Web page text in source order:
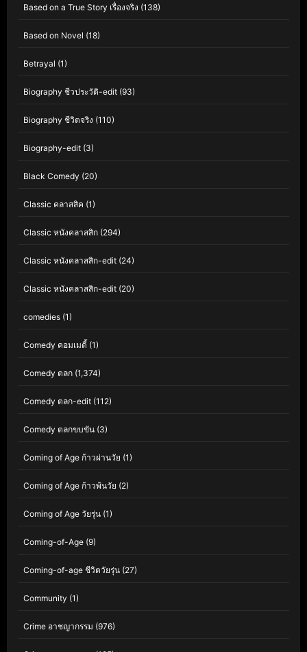
Based on a True Story เรื่องจริง (138)
Based on Novel (18)
Betrayal (1)
Biography ชีวประวัติ-edit (93)
Biography ชีวิตจริง (110)
Biography-edit (3)
Black Comedy (20)
Classic คลาสสิค (1)
Classic หนังคลาสสิก (294)
Classic หนังคลาสสิก-edit (24)
Classic หนังคลาสสิก-edit (20)
comedies (1)
Comedy คอมเมดี้ (1)
Comedy ตลก (1,374)
Comedy ตลก-edit (112)
Comedy ตลกขบขัน (3)
Coming of Age ก้าวผ่านวัย (1)
Coming of Age ก้าวพ้นวัย (2)
Coming of Age วัยรุ่น (1)
Coming-of-Age (9)
Coming-of-age ชีวิตวัยรุ่น (27)
Community (1)
Crime อาชญากรรม (976)